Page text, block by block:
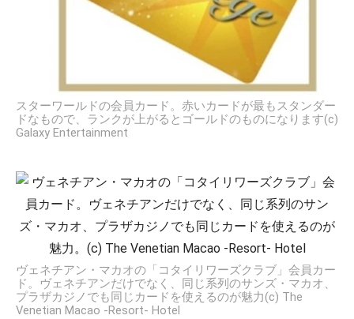
スターワールドの会員カード。赤いカードが最もスタンダー
ドなもので、ランクが上がるとゴールドのものになります(c)
Galaxy Entertainment
ヴェネチアン・マカオの「コタイリワーズクラブ」会員カー
ド。ヴェネチアンだけでなく、同じ系列のサンズ・マカオ、
プラザカジノでも同じカードを使えるのが魅力(c) The
Venetian Macao -Resort- Hotel